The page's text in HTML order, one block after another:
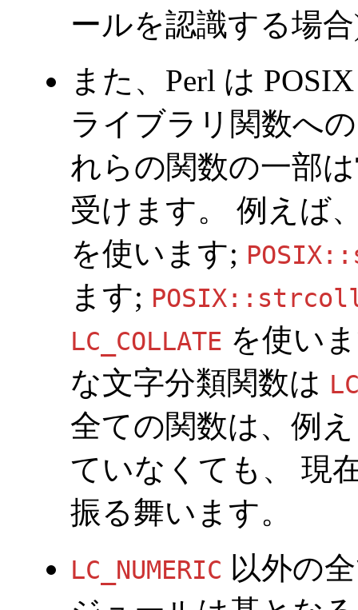
ールを認識する場
また、Perl は POSIX
ライブラリ関数へ
れらの関数の一部
受けます。 例えば
を使います;
ます;
LC_COLLATE を使い
な文字分類関数は
全ての関数は、例
ていなくても、 現
振る舞います。
LC_NUMERIC 以外の